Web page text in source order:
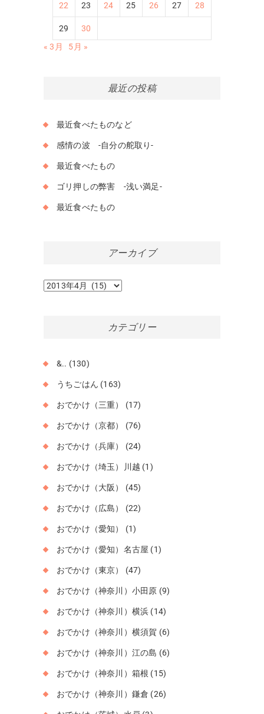
22 23 24 25 26 27 28
29
30
« 3月
5月 »
最近の投稿
最近食べたものなど
感情の波 -自分の舵取り-
最近食べたもの
ゴリ押しの弊害 -浅い満足-
最近食べたもの
アーカイブ
ア
カテゴリー
&.. (130)
うちごはん (163)
おでかけ（三重） (17)
おでかけ（京都） (76)
おでかけ（兵庫） (24)
おでかけ（埼玉）川越 (1)
おでかけ（大阪） (45)
おでかけ（広島） (22)
おでかけ（愛知） (1)
おでかけ（愛知）名古屋 (1)
おでかけ（東京） (47)
おでかけ（神奈川）小田原 (9)
おでかけ（神奈川）横浜 (14)
おでかけ（神奈川）横須賀 (6)
おでかけ（神奈川）江の島 (6)
おでかけ（神奈川）箱根 (15)
おでかけ（神奈川）鎌倉 (26)